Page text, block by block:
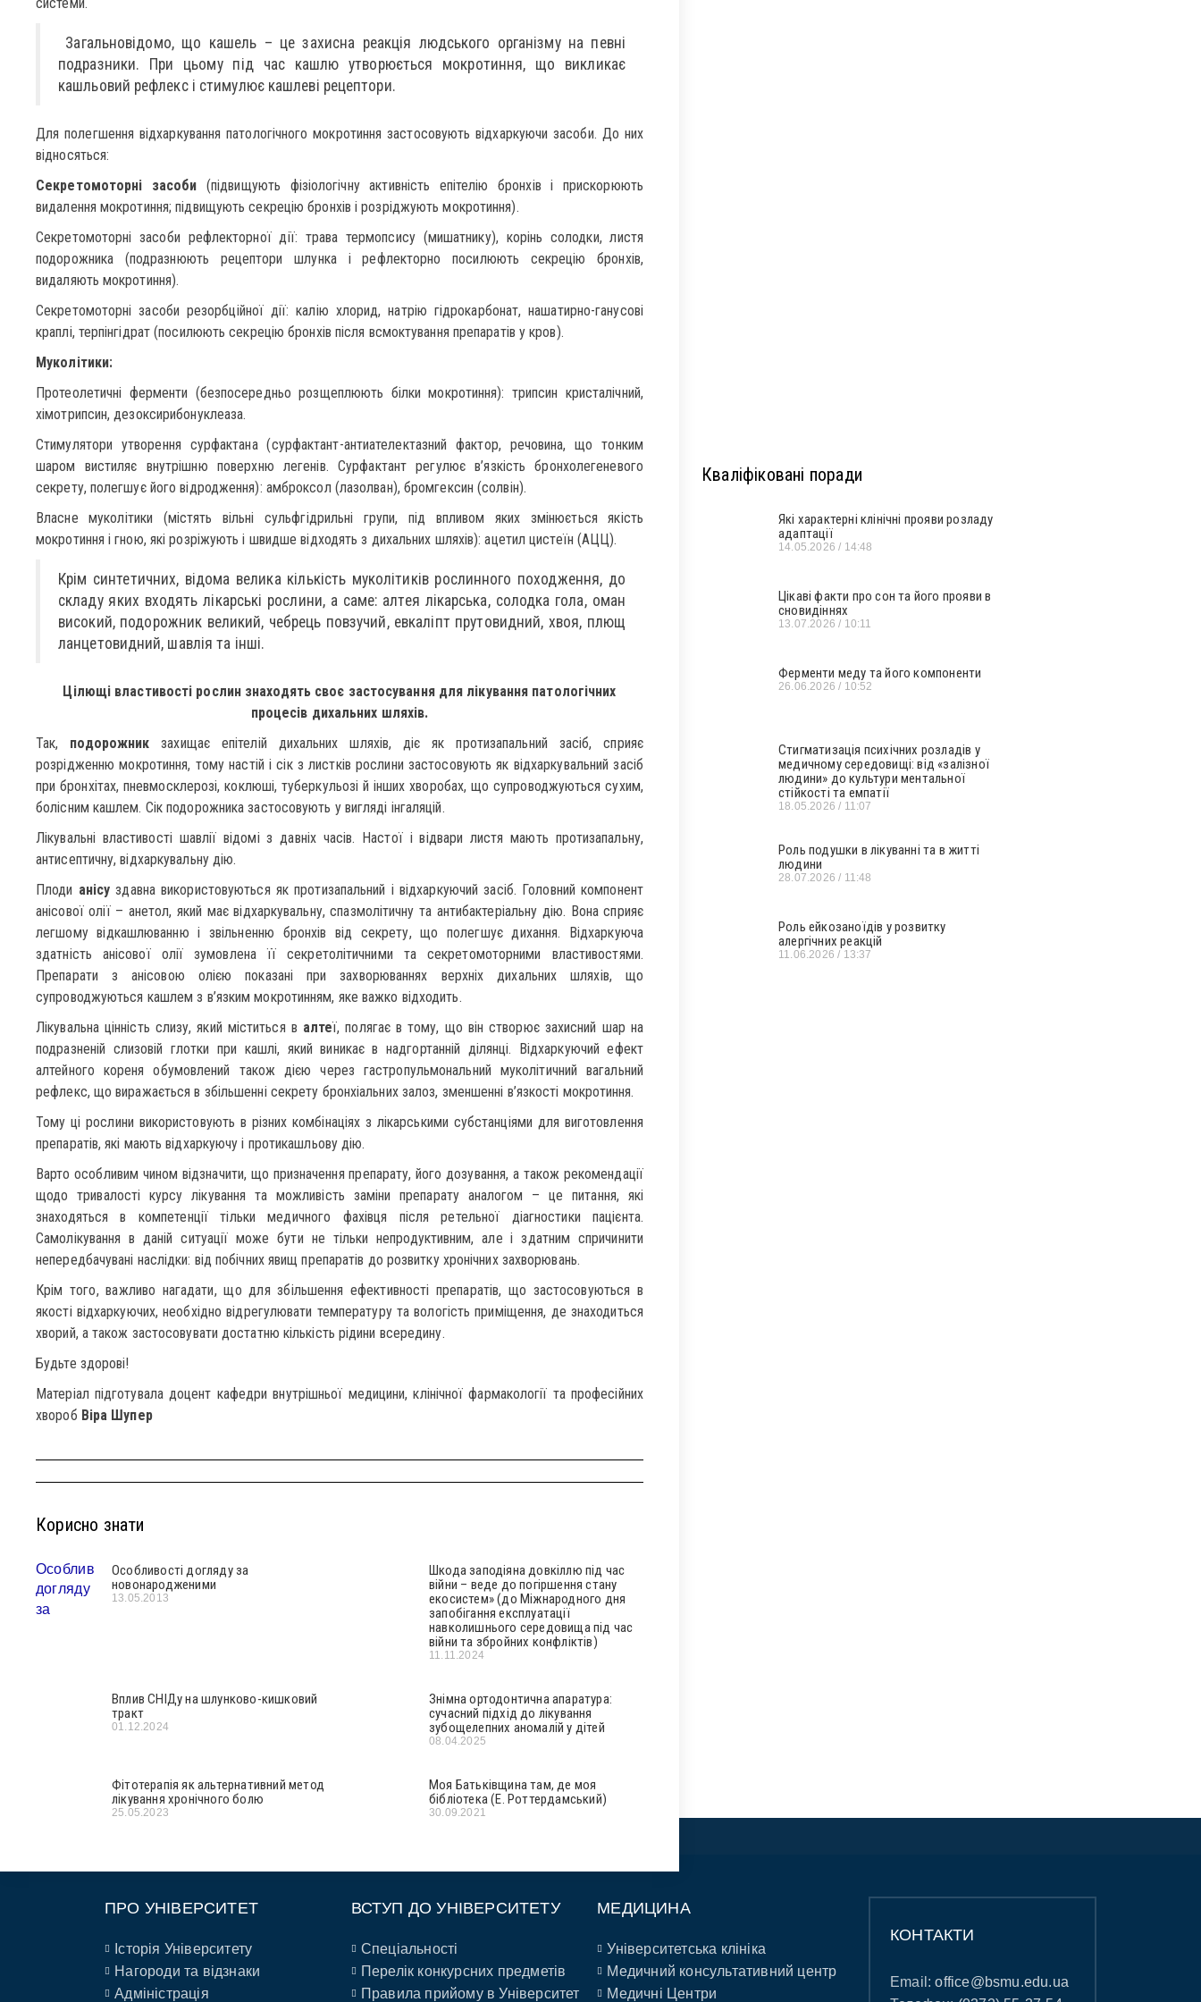
Загальновідомо, що кашель – це захисна реакція людського організму на певні
подразники. При цьому під час кашлю утворюється мокротиння, що викликає
кашльовий рефлекс і стимулює кашлеві рецептори.
Для полегшення відхаркування патологічного мокротиння застосовують відхаркуючи засоби. До них
відносяться:
Секретомоторні засоби (підвищують фізіологічну активність епітелію бронхів і прискорюють
видалення мокротиння; підвищують секрецію бронхів і розріджують мокротиння).
Секретомоторні засоби рефлекторної дії: трава термопсису (мишатнику), корінь солодки, листя
подорожника (подразнюють рецептори шлунка і рефлекторно посилюють секрецію бронхів,
видаляють мокротиння).
Секретомоторні засоби резорбційної дії: калію хлорид, натрію гідрокарбонат, нашатирно-ганусові
краплі, терпінгідрат (посилюють секрецію бронхів після всмоктування препаратів у кров).
Муколітики:
Протеолетичні ферменти (безпосередньо розщеплюють білки мокротиння): трипсин кристалічний,
хімотрипсин, дезоксирибонуклеаза.
Стимулятори утворення сурфактана (сурфактант-антиателектазний фактор, речовина, що тонким
шаром вистиляє внутрішню поверхню легенів. Сурфактант регулює в’язкість бронхолегеневого
секрету, полегшує його відродження): амброксол (лазолван), бромгексин (солвін).
Власне муколітики (містять вільні сульфгідрильні групи, під впливом яких змінюється якість
мокротиння і гною, які розріжують і швидше відходять з дихальних шляхів): ацетил цистеїн (АЦЦ).
Крім синтетичних, відома велика кількість муколітиків рослинного походження, до
складу яких входять лікарські рослини, а саме: алтея лікарська, солодка гола, оман
високий, подорожник великий, чебрець повзучий, евкаліпт прутовидний, хвоя, плющ
ланцетовидний, шавлія та інші.
Цілющі властивості рослин знаходять своє застосування для лікування патологічних
процесів дихальних шляхів.
Так, подорожник захищає епітелій дихальних шляхів, діє як протизапальний засіб, сприяє
розрідженню мокротиння, тому настій і сік з листків рослини застосовують як відхаркувальний засіб
при бронхітах, пневмосклерозі, коклюші, туберкульозі й інших хворобах, що супроводжуються сухим,
болісним кашлем. Сік подорожника застосовують у вигляді інгаляцій.
Лікувальні властивості шавлії відомі з давніх часів. Настої і відвари листя мають протизапальну,
антисептичну, відхаркувальну дію.
Плоди анісу здавна використовуються як протизапальний і відхаркуючий засіб. Головний компонент
анісової олії – анетол, який має відхаркувальну, спазмолітичну та антибактеріальну дію. Вона сприяє
легшому відкашлюванню і звільненню бронхів від секрету, що полегшує дихання. Відхаркуюча
здатність анісової олії зумовлена її секретолітичними та секретомоторними властивостями.
Препарати з анісовою олією показані при захворюваннях верхніх дихальних шляхів, що
супроводжуються кашлем з в’язким мокротинням, яке важко відходить.
Лікувальна цінність слизу, який міститься в алтеї, полягає в тому, що він створює захисний шар на
подразненій слизовій глотки при кашлі, який виникає в надгортанній ділянці. Відхаркуючий ефект
алтейного кореня обумовлений також дією через гастропульмональний муколітичний вагальний
рефлекс, що виражається в збільшенні секрету бронхіальних залоз, зменшенні в’язкості мокротиння.
Тому ці рослини використовують в різних комбінаціях з лікарськими субстанціями для виготовлення
препаратів, які мають відхаркуючу і протикашльову дію.
Варто особливим чином відзначити, що призначення препарату, його дозування, а також рекомендації
щодо тривалості курсу лікування та можливість заміни препарату аналогом – це питання, які
знаходяться в компетенції тільки медичного фахівця після ретельної діагностики пацієнта.
Самолікування в даній ситуації може бути не тільки непродуктивним, але і здатним спричинити
непередбачувані наслідки: від побічних явищ препаратів до розвитку хронічних захворювань.
Крім того, важливо нагадати, що для збільшення ефективності препаратів, що застосовуються в
якості відхаркуючих, необхідно відрегулювати температуру та вологість приміщення, де знаходиться
хворий, а також застосовувати достатню кількість рідини всередину.
Будьте здорові!
Матеріал підготувала доцент кафедри внутрішньої медицини, клінічної фармакології та професійних
хвороб Віра Шупер
Корисно знати
Особливості догляду за
новонародженими
13.05.2013
Шкода заподіяна довкіллю під час
війни – веде до погіршення стану
екосистем» (до Міжнародного дня
запобігання експлуатації
навколишнього середовища під час
війни та збройних конфліктів)
11.11.2024
Вплив СНІДу на шлунково-кишковий
тракт
01.12.2024
Знімна ортодонтична апаратура:
сучасний підхід до лікування
зубощелепних аномалій у дітей
08.04.2025
Фітотерапія як альтернативний метод
лікування хронічного болю
25.05.2023
Моя Батьківщина там, де моя
бібліотека (Е. Роттердамський)
30.09.2021
Кваліфіковані поради
Які характерні клінічні прояви розладу
адаптації
14.05.2026 14:48
Цікаві факти про сон та його прояви в
сновидіннях
13.07.2026 10:11
Ферменти меду та його компоненти
26.06.2026 10:52
Стигматизація психічних розладів у
медичному середовищі: від «залізної
людини» до культури ментальної
стійкості та емпатії
18.05.2026 11:07
Роль подушки в лікуванні та в житті
людини
28.07.2026 11:48
Роль ейкозаноїдів у розвитку
алергічних реакцій
11.06.2026 13:37
ПРО УНІВЕРСИТЕТ
Історія Університету
Нагороди та відзнаки
Адміністрація
ВСТУП ДО УНІВЕРСИТЕТУ
Спеціальності
Перелік конкурсних предметів
Правила прийому в Університет
МЕДИЦИНА
Університетська клініка
Медичний консультативний центр
Медичні Центри
КОНТАКТИ
Email:office@bsmu.edu.ua